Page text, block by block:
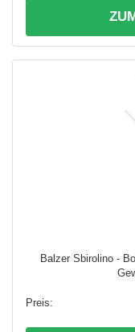
Balzer Sbirolino -